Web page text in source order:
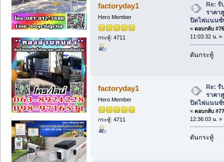
factoryday1
Hero Member
กระทู้: 4711
Re: รั
ราคา
ปิดไฟแนนซ์
« ตอบกลับ
11:03:32 น. »
ดันกระทู้
factoryday1
Hero Member
กระทู้: 4711
Re: รั
ราคา
ปิดไฟแนนซ์
« ตอบกลับ
12:36:03 น. »
ดันกระทู้